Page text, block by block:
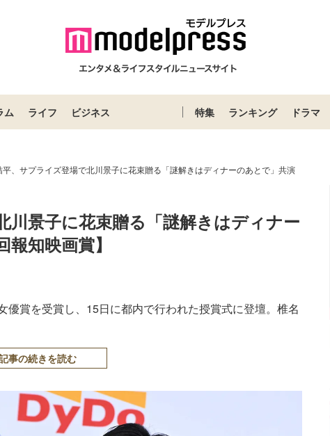
ム ライフ ビジネス 特集 ランキング ドラマ
平、サプライズ登場で北川景子に花束贈る「謎解きはディナーのあとで」共演
川景子に花束贈る「謎解きはディナー
知映画賞】
賞を受賞し、15日に都内で行われた授賞式に登壇。椎名
事の続きを読む